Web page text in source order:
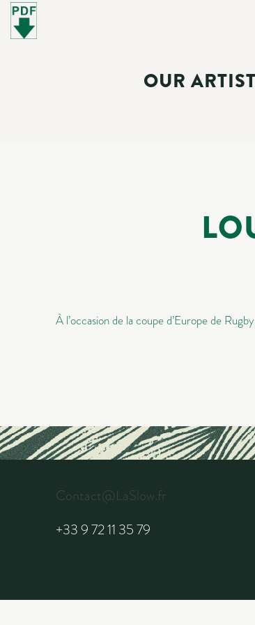
OUR
À l’occasion de la coupe d’Europe de
Contact@LaSlow.fr
+33 9 72 11 35 79